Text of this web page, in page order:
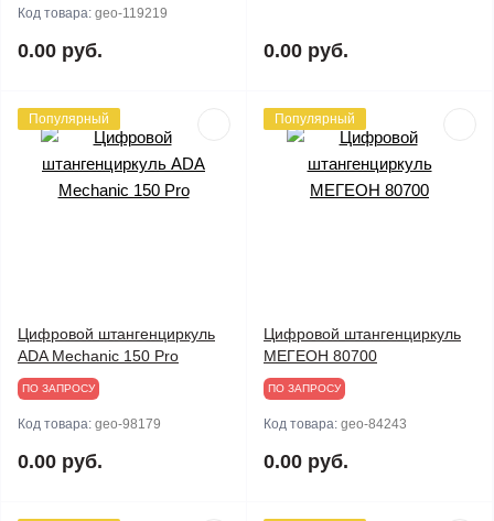
Код товара: geo-119219
0.00 руб. 0.00 руб.
Популярный
Цифровой штангенциркуль
ADA Mechanic 150 Pro
ПО ЗАПРОСУ
Код товара: geo-98179
0.00 руб.
Популярный
Цифровой штангенциркуль
МЕГЕОН 80700
ПО ЗАПРОСУ
Код товара: geo-84243
0.00 руб.